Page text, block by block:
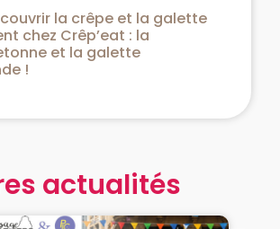
la crêpe et la galette
chez Crêp’eat : la
et la galette
!
actualités